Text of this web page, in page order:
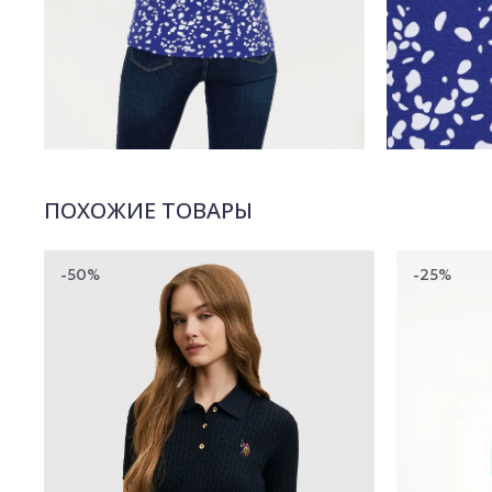
ПОХОЖИЕ ТОВАРЫ
-50% -25%